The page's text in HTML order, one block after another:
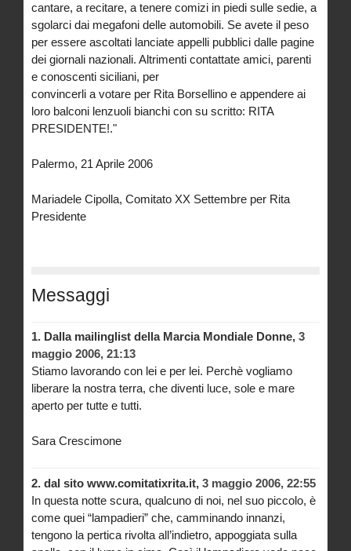
cantare, a recitare, a tenere comizi in piedi sulle sedie, a
sgolarci dai megafoni delle automobili. Se avete il peso
per essere ascoltati lanciate appelli pubblici dalle pagine
dei giornali nazionali. Altrimenti contattate amici, parenti
e conoscenti siciliani, per
convincerli a votare per Rita Borsellino e appendere ai
loro balconi lenzuoli bianchi con su scritto: RITA
PRESIDENTE!."
Palermo, 21 Aprile 2006
Mariadele Cipolla, Comitato XX Settembre per Rita
Presidente
Messaggi
1. Dalla mailinglist della Marcia Mondiale Donne, 3
maggio 2006, 21:13
Stiamo lavorando con lei e per lei. Perchè vogliamo
liberare la nostra terra, che diventi luce, sole e mare
aperto per tutte e tutti.
Sara Crescimone
2. dal sito www.comitatixrita.it, 3 maggio 2006, 22:55
In questa notte scura, qualcuno di noi, nel suo piccolo, è
come quei “lampadieri” che, camminando innanzi,
tengono la pertica rivolta all’indietro, appoggiata sulla